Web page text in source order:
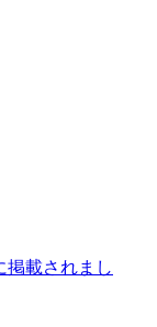
掲載されまし